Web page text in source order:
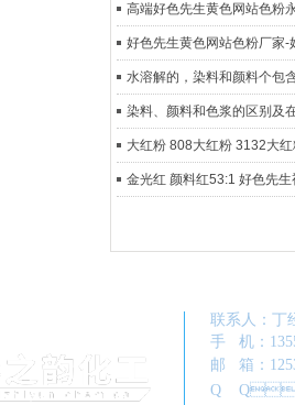
高端好色先生黄色网站色粉
好色先生黄色网站色粉厂家-
水溶解的，染料和颜料个包
染料、颜料和色浆的区别
大红粉 808大红粉 3132大
金光红 颜料红53:1 好色先
联系人
手 机：
邮 箱：
Q Q